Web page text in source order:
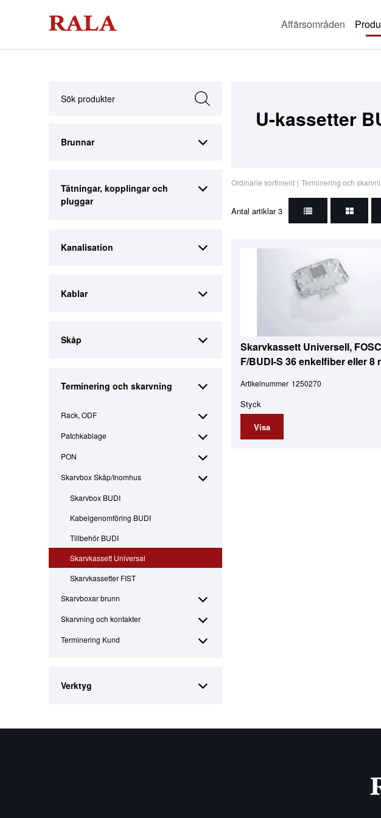
Affärsområden
Brunnar
Tätningar, kopplingar och
pluggar
Kanalisation
Kablar
Skåp
Terminering och skarvning
Rack, ODF
Patchkablage
PON
Skarvbox Skåp/Inomhus
Skarvbox BUDI
Kabelgenomföring BUDI
Tillbehör BUDI
Skarvkassett Universal
Skarvkassetter FIST
Skarvboxar brunn
Skarvning och kontakter
Terminering Kund
Verktyg
U-kassetter
Ordinarie sortiment | Terminering och
Antal artiklar3
Skarvkassett Universell,
F/BUDI-S 36 enkelfiber eller 8
Artikelnummer 1250270
Styck
Visa